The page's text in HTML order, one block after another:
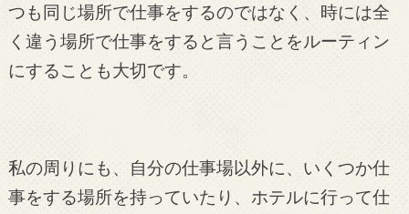
つも同じ場所で仕事をするのではなく、時には全
く違う場所で仕事をすると言うことをルーティン
にすることも大切です。
私の周りにも、自分の仕事場以外に、いくつか仕
事をする場所を持っていたり、ホテルに行って仕